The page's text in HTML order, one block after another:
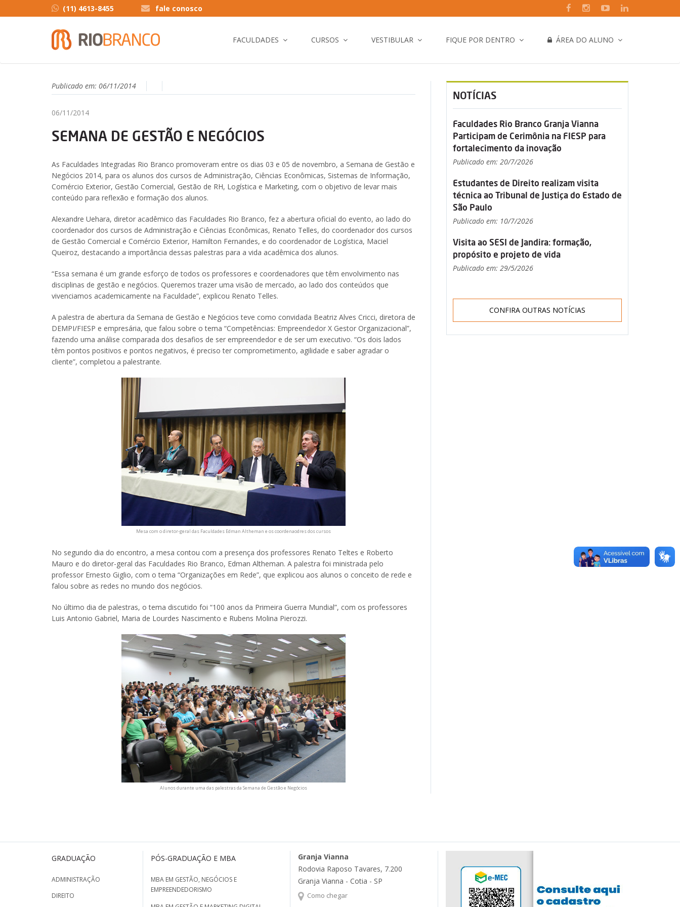
(11) 4613-8455 fale conosco
FACULDADES CURSOS VESTIBULAR FIQUE POR DENTRO ÁREA DO ALUNO
Publicado em: 06/11/2014
06/11/2014
SEMANA DE GESTÃO E NEGÓCIOS
As Faculdades Integradas Rio Branco promoveram entre os dias 03 e 05 de novembro, a Semana de Gestão e
Negócios 2014, para os alunos dos cursos de Administração, Ciências Econômicas, Sistemas de Informação,
Comércio Exterior, Gestão Comercial, Gestão de RH, Logística e Marketing, com o objetivo de levar mais
conteúdo para reflexão e formação dos alunos.
Alexandre Uehara, diretor acadêmico das Faculdades Rio Branco, fez a abertura oficial do evento, ao lado do
coordenador dos cursos de Administração e Ciências Econômicas, Renato Telles, do coordenador dos cursos
de Gestão Comercial e Comércio Exterior, Hamilton Fernandes, e do coordenador de Logística, Maciel
Queiroz, destacando a importância dessas palestras para a vida acadêmica dos alunos.
“Essa semana é um grande esforço de todos os professores e coordenadores que têm envolvimento nas
disciplinas de gestão e negócios. Queremos trazer uma visão de mercado, ao lado dos conteúdos que
vivenciamos academicamente na Faculdade”, explicou Renato Telles.
A palestra de abertura da Semana de Gestão e Negócios teve como convidada Beatriz Alves Cricci, diretora de
DEMPI/FIESP e empresária, que falou sobre o tema “Competências: Empreendedor X Gestor Organizacional”,
fazendo uma análise comparada dos desafios de ser empreendedor e de ser um executivo. “Os dois lados
têm pontos positivos e pontos negativos, é preciso ter comprometimento, agilidade e saber agradar o
cliente”, completou a palestrante.
Mesa com o diretor-geral das Faculdades Edman Altheman e os coordenaodres dos cursos
No segundo dia do encontro, a mesa contou com a presença dos professores Renato Teltes e Roberto
Mauro e do diretor-geral das Faculdades Rio Branco, Edman Altheman. A palestra foi ministrada pelo
professor Ernesto Giglio, com o tema “Organizações em Rede”, que explicou aos alunos o conceito de rede e
falou sobre as redes no mundo dos negócios.
No último dia de palestras, o tema discutido foi “100 anos da Primeira Guerra Mundial”, com os professores
Luis Antonio Gabriel, Maria de Lourdes Nascimento e Rubens Molina Pierozzi.
Alunos durante uma das palestras da Semana de Gestão e Negócios
NOTÍCIAS
Faculdades Rio Branco Granja Vianna
Participam de Cerimônia na FIESP para
fortalecimento da inovação
Publicado em: 20/7/2026
Estudantes de Direito realizam visita
técnica ao Tribunal de Justiça do Estado de
São Paulo
Publicado em: 10/7/2026
Visita ao SESI de Jandira: formação,
propósito e projeto de vida
Publicado em: 29/5/2026
CONFIRA OUTRAS NOTÍCIAS
GRADUAÇÃO
ADMINISTRAÇÃO
DIREITO
PÓS-GRADUAÇÃO E MBA
MBA EM GESTÃO, NEGÓCIOS E
EMPREENDEDORISMO
Granja Vianna
Rodovia Raposo Tavares, 7.200
Granja Vianna - Cotia - SP
Como chegar